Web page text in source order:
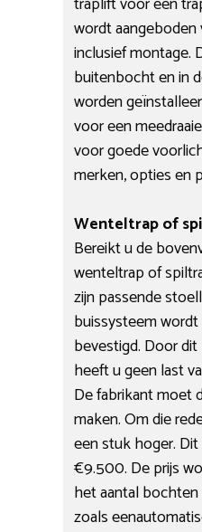
wordt
inclusief montage.
buitenbocht en in
worden
voor een
voor goede
merken, opties en
Wenteltrap of
Bereikt u de
wenteltrap of
zijn passende
buissysteem
bevestigd. Door
heeft u geen last
De fabrikant moet
maken. Om die
een stuk hoger.
€9.500. De prijs
het aantal
zoals